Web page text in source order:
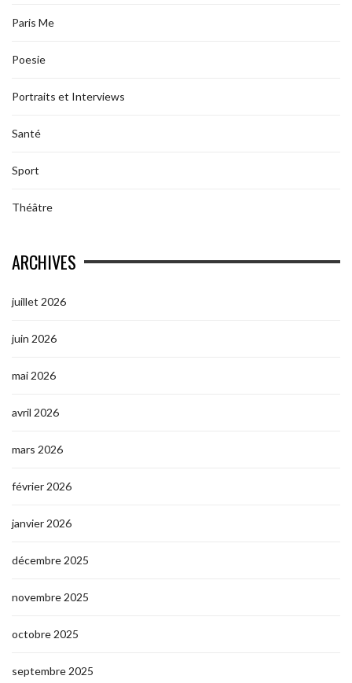
Paris Me
Poesie
Portraits et Interviews
Santé
Sport
Théâtre
ARCHIVES
juillet 2026
juin 2026
mai 2026
avril 2026
mars 2026
février 2026
janvier 2026
décembre 2025
novembre 2025
octobre 2025
septembre 2025